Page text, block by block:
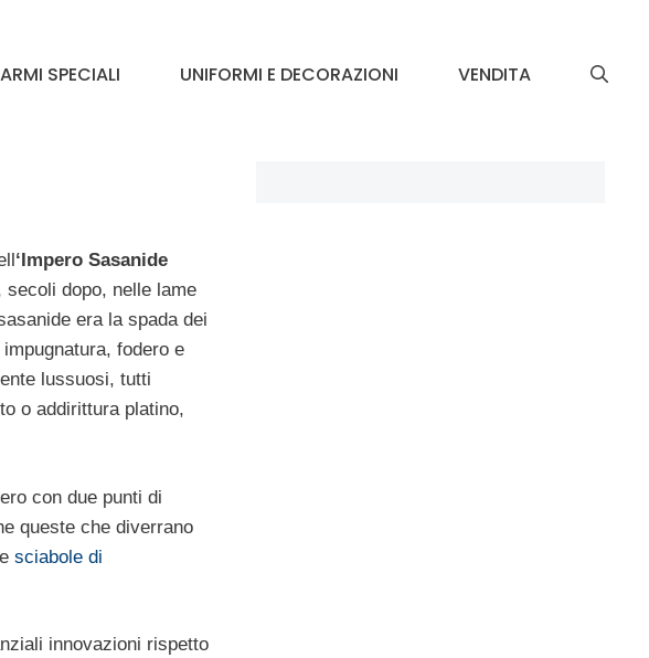
ARMI SPECIALI UNIFORMI E DECORAZIONI VENDITA
‘Impero Sasanide
secoli dopo, nelle lame
era la spada dei
fodero e
lussuosi, tutti
o addirittura platino,
con due punti di
queste che diverrano
sciabole di
innovazioni rispetto